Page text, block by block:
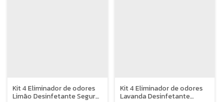
Kit 4 Eliminador de odores
Limão Desinfetante Seguro
Kit 4 Eliminador de odores
Lavanda Desinfetante